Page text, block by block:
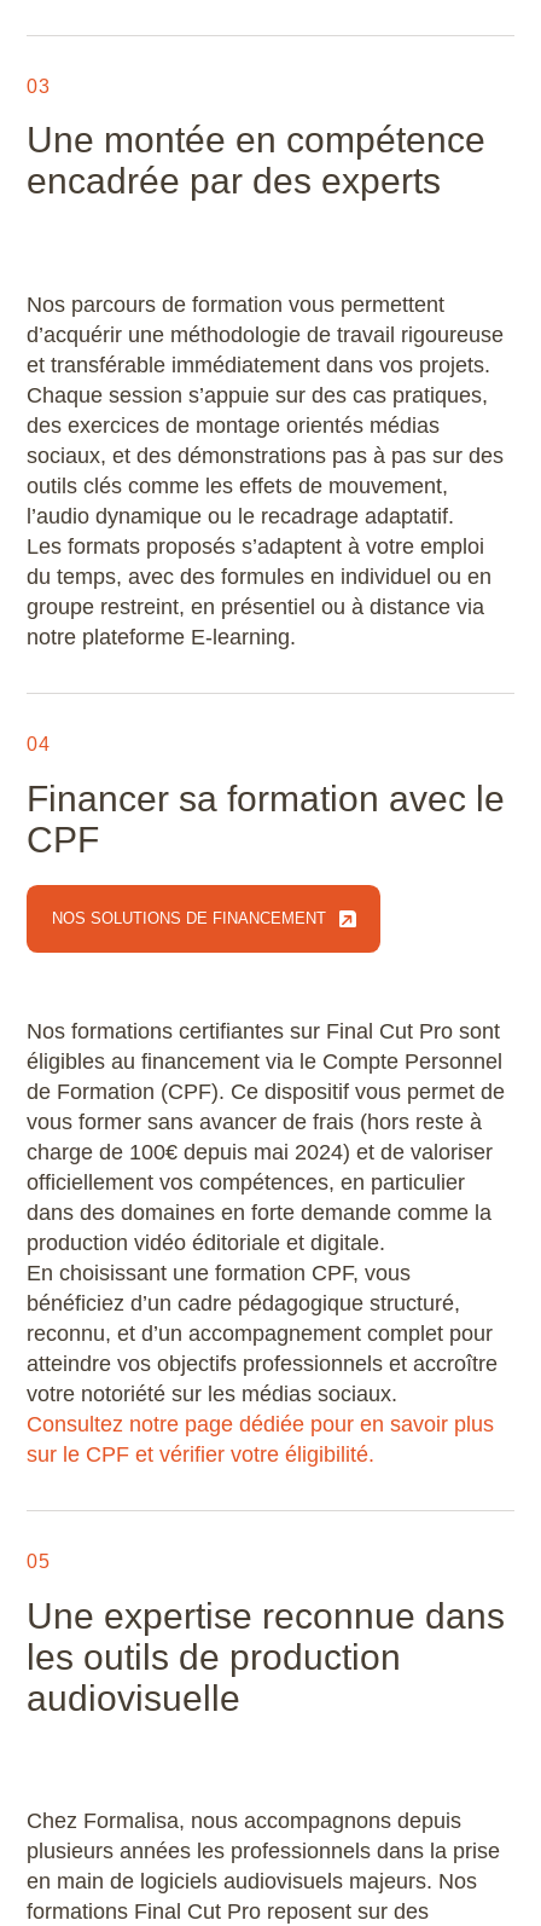
03
Une montée en compétence
encadrée par des experts
Nos parcours de formation vous permettent
d’acquérir une méthodologie de travail rigoureuse
et transférable immédiatement dans vos projets.
Chaque session s’appuie sur des cas pratiques,
des exercices de montage orientés médias
sociaux, et des démonstrations pas à pas sur des
outils clés comme les effets de mouvement,
l’audio dynamique ou le recadrage adaptatif.
Les formats proposés s’adaptent à votre emploi
du temps, avec des formules en individuel ou en
groupe restreint, en présentiel ou à distance via
notre plateforme E-learning.
04
Financer sa formation avec le
CPF
NOS SOLUTIONS DE FINANCEMENT
Nos formations certifiantes sur Final Cut Pro sont
éligibles au financement via le Compte Personnel
de Formation (CPF). Ce dispositif vous permet de
vous former sans avancer de frais (hors reste à
charge de 100€ depuis mai 2024) et de valoriser
officiellement vos compétences, en particulier
dans des domaines en forte demande comme la
production vidéo éditoriale et digitale.
En choisissant une formation CPF, vous
bénéficiez d’un cadre pédagogique structuré,
reconnu, et d’un accompagnement complet pour
atteindre vos objectifs professionnels et accroître
votre notoriété sur les médias sociaux.
Consultez notre page dédiée pour en savoir plus
sur le CPF et vérifier votre éligibilité.
05
Une expertise reconnue dans
les outils de production
audiovisuelle
Chez Formalisa, nous accompagnons depuis
plusieurs années les professionnels dans la prise
en main de logiciels audiovisuels majeurs. Nos
formations Final Cut Pro reposent sur des